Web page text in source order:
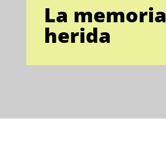
La memoria
herida